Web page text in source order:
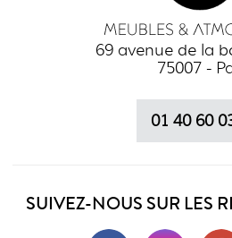
69 avenue de la
75007 -
01 40 60
SUIVEZ-NOUS SUR LES